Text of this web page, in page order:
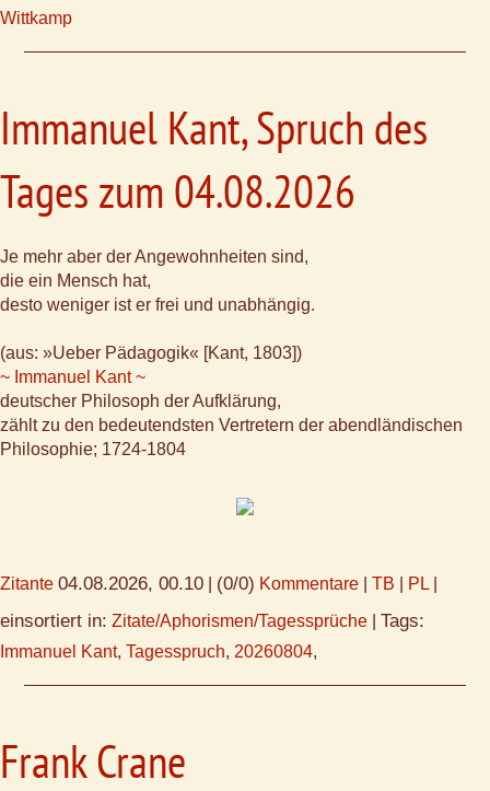
Wittkamp
Immanuel Kant, Spruch des
Tages zum 04.08.2026
Je mehr aber der Angewohnheiten sind,
die ein Mensch hat,
desto weniger ist er frei und unabhängig.
(aus: »Ueber Pädagogik« [Kant, 1803])
~ Immanuel Kant ~
deutscher Philosoph der Aufklärung,
zählt zu den bedeutendsten Vertretern der abendländischen
Philosophie; 1724-1804
Zitante 04.08.2026, 00.10 (0/0) Kommentare TB PL
einsortiert in: Zitate/Aphorismen/Tagessprüche Tags:
Immanuel Kant, Tagesspruch, 20260804,
Frank Crane